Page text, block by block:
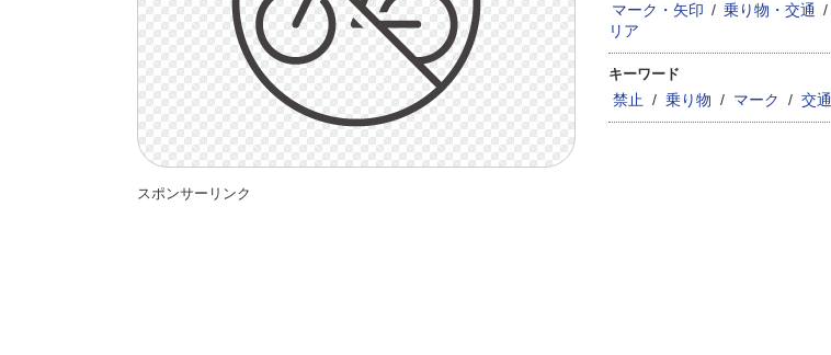
マーク・矢印 / 乗り物・交通 /
リア
キーワード
禁止 / 乗り物 / マーク / 交通
スポンサーリンク